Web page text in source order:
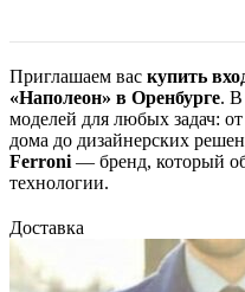
Приглашаем вас купить
«Наполеон» в Оренбурге.
моделей для любых задач:
дома до дизайнерских
Ferroni— бренд, который
технологии.
Доставка